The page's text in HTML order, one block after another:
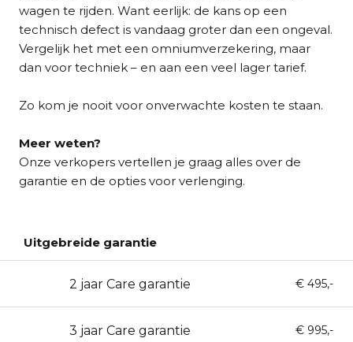
wagen te rijden. Want eerlijk: de kans op een
technisch defect is vandaag groter dan een ongeval.
Vergelijk het met een omniumverzekering, maar
dan voor techniek – en aan een veel lager tarief.
Zo kom je nooit voor onverwachte kosten te staan.
Meer weten?
Onze verkopers vertellen je graag alles over de
garantie en de opties voor verlenging.
Uitgebreide garantie
2 jaar Care garantie € 495,-
3 jaar Care garantie € 995,-